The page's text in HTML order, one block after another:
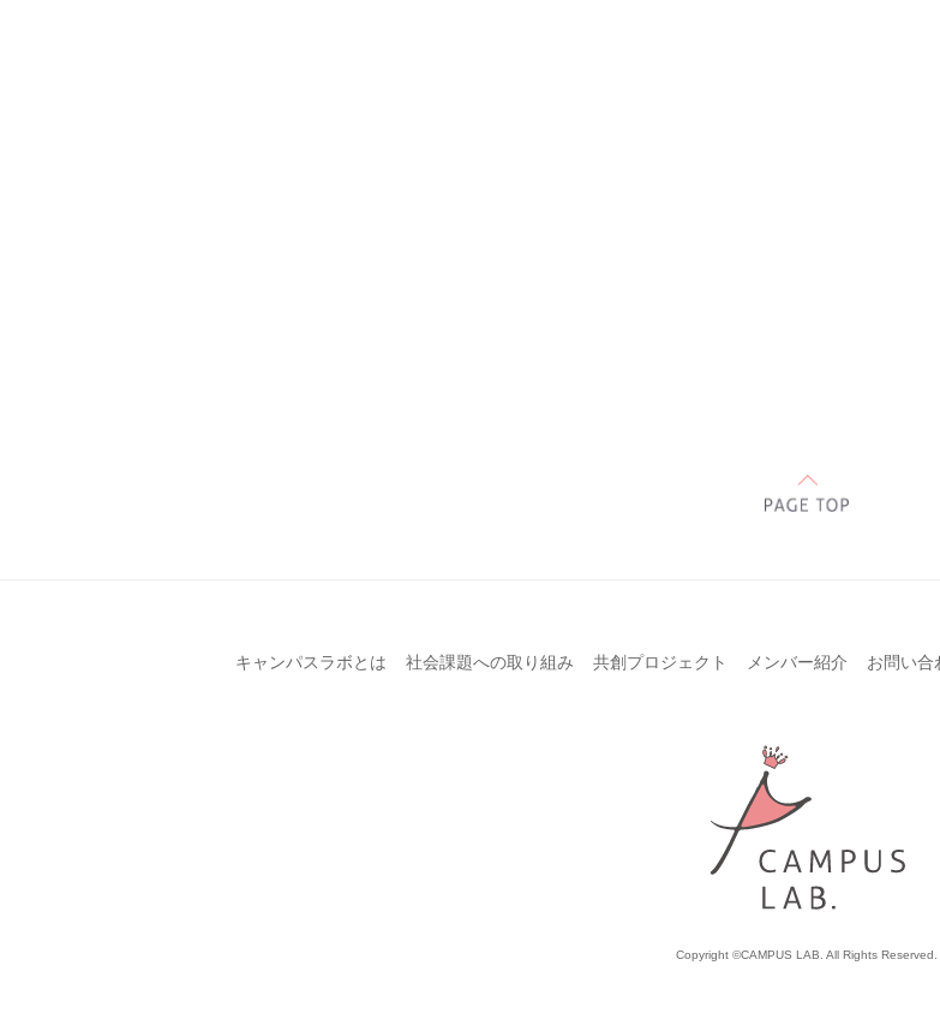
キャンパスラボとは 社会課題への取り組み 共創プロジェクト メンバー紹介 お問い合
Copyright ©CAMPUS LAB. All Rights Reserved.